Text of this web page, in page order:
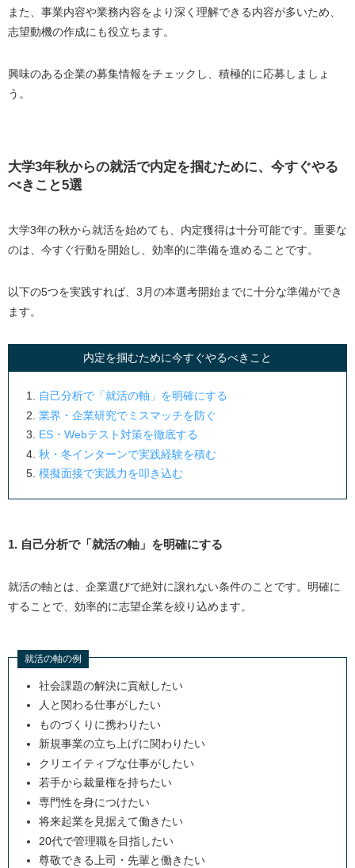
また、事業内容や業務内容をより深く理解できる内容が多いため、
志望動機の作成にも役立ちます。
興味のある企業の募集情報をチェックし、積極的に応募しましょ
う。
大学3年秋からの就活で内定を掴むために、今すぐやる
べきこと5選
大学3年の秋から就活を始めても、内定獲得は十分可能です。重要な
のは、今すぐ行動を開始し、効率的に準備を進めることです。
以下の5つを実践すれば、3月の本選考開始までに十分な準備ができ
ます。
内定を掴むために今すぐやるべきこと
自己分析で「就活の軸」を明確にする
業界・企業研究でミスマッチを防ぐ
ES・Webテスト対策を徹底する
秋・冬インターンで実践経験を積む
模擬面接で実践力を叩き込む
1. 自己分析で「就活の軸」を明確にする
就活の軸とは、企業選びで絶対に譲れない条件のことです。明確に
することで、効率的に志望企業を絞り込めます。
就活の軸の例
社会課題の解決に貢献したい
人と関わる仕事がしたい
ものづくりに携わりたい
新規事業の立ち上げに関わりたい
クリエイティブな仕事がしたい
若手から裁量権を持ちたい
専門性を身につけたい
将来起業を見据えて働きたい
20代で管理職を目指したい
尊敬できる上司・先輩と働きたい